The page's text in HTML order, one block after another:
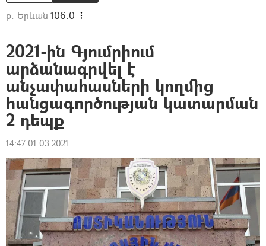
ք. Երևան 106.0
2021-ին Գյումրիում
արձանագրվել է
անչափահասների կողմից
հանցագործության կատարման
2 դեպք
14:47 01.03.2021